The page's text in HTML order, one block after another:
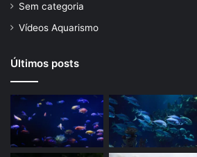
Sem categoria
Vídeos Aquarismo
Últimos posts